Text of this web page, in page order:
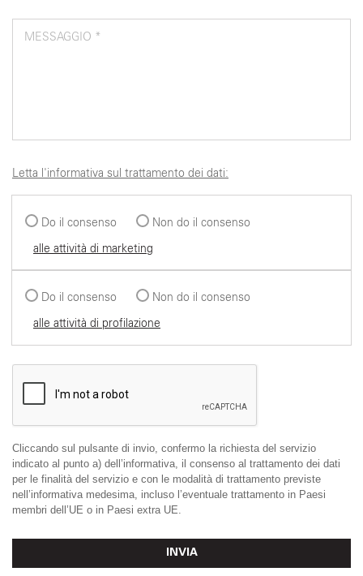
MESSAGGIO *
Letta l'informativa sul trattamento dei dati:
Do il consenso
Non do il consenso
alle attività di marketing
Do il consenso
Non do il consenso
alle attività di profilazione
Cliccando sul pulsante di invio, confermo la richiesta del servizio
indicato al punto a) dell’informativa, il consenso al trattamento dei dati
per le finalità del servizio e con le modalità di trattamento previste
nell’informativa medesima, incluso l’eventuale trattamento in Paesi
membri dell’UE o in Paesi extra UE.
INVIA